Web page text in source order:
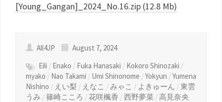
[Young_Gangan]_2024_No.16.zip (12.8 Mb)
All4JP
August 7, 2024
Eili / Enako / Fuka Hanasaki / Kokoro Shinozaki /
myako / Nao Takami / Umi Shinonome /Yokyun /Yumena
Nishino / えい梨 / えなこ /みゃこ / よきゅーん /東雲
うみ /篠崎こころ /花咲楓香 /西野夢菜 /高見奈央